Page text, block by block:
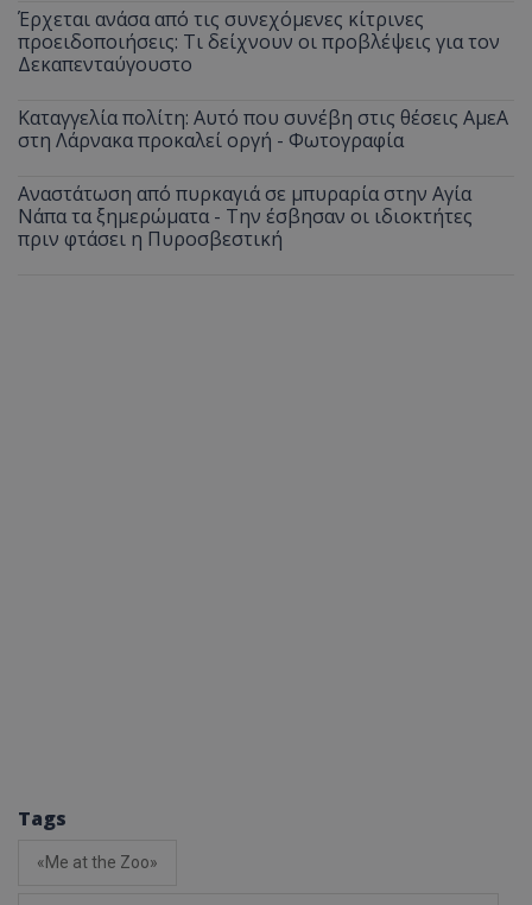
Έρχεται ανάσα από τις συνεχόμενες κίτρινες
προειδοποιήσεις: Τι δείχνουν οι προβλέψεις για τον
Δεκαπενταύγουστο
Καταγγελία πολίτη: Αυτό που συνέβη στις θέσεις ΑμεΑ
στη Λάρνακα προκαλεί οργή - Φωτογραφία
Αναστάτωση από πυρκαγιά σε μπυραρία στην Αγία
Νάπα τα ξημερώματα - Την έσβησαν οι ιδιοκτήτες
πριν φτάσει η Πυροσβεστική
Tags
«Me at the Zoo»